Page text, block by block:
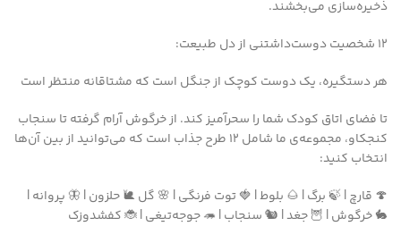
ذخیره‌سازی می‌بخشند.
۱۲ شخصیت دوست‌داشتنی از دل طبیعت:
هر دستگیره، یک دوست کوچک از جنگل است که مشتاقانه منتظر است
تا فضای اتاق کودک شما را سحرآمیز کند. از خرگوش آرام گرفته تا سنجاب
کنجکاو، مجموعه‌ی ما شامل ۱۲ طرح جذاب است که می‌توانید از بین آن‌ها
انتخاب کنید:
🍄 قارچ | 🍃 برگ | 🌰 بلوط | 🍓 توت فرنگی | 🌸 گل 🐌 حلزون | 🦋 پروانه |
🐇 خرگوش | 🦉 جغد | 🐿️ سنجاب | 🦔 جوجه‌تیغی | 🐞 کفشدوزک